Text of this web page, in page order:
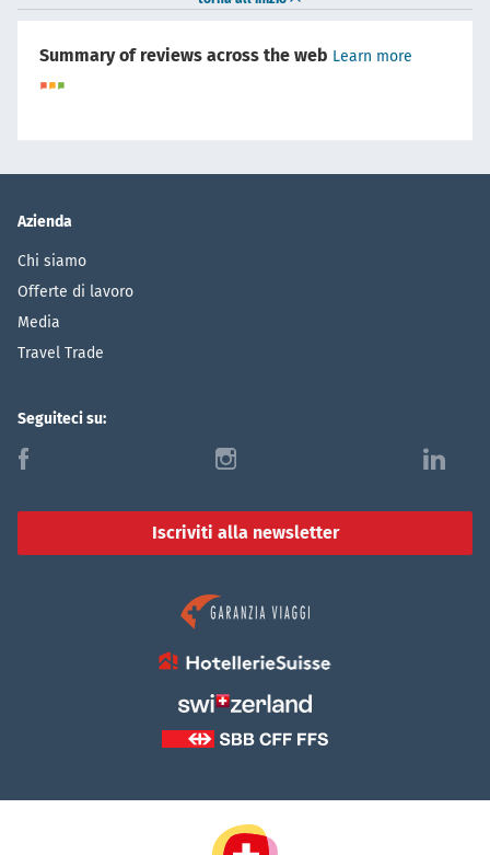
Summary of reviews across the web Learn more
Azienda
Chi siamo
Offerte di lavoro
Media
Travel Trade
Seguiteci su:
f i l
Iscriviti alla newsletter